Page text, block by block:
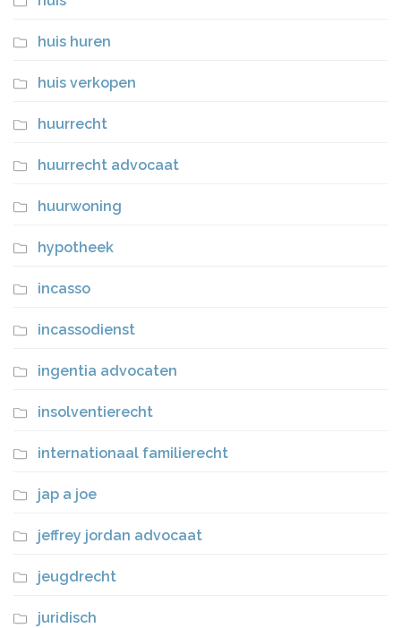
huis huren
huis verkopen
huurrecht
huurrecht advocaat
huurwoning
hypotheek
incasso
incassodienst
ingentia advocaten
insolventierecht
internationaal familierecht
jap a joe
jeffrey jordan advocaat
jeugdrecht
juridisch